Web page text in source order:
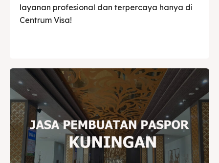
layanan profesional dan terpercaya hanya di
Centrum Visa!